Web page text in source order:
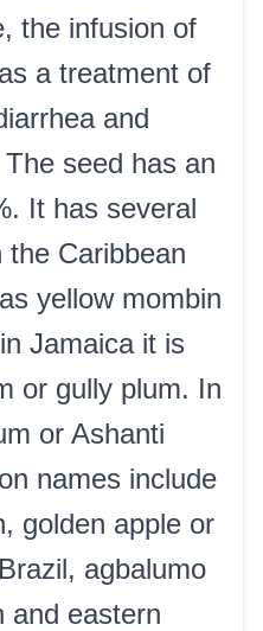
the infusion of
a treatment of
and
seed has an
It has several
Caribbean
yellow mombin
Jamaica it is
or gully plum. In
or Ashanti
names include
golden apple or
agbalumo
and eastern